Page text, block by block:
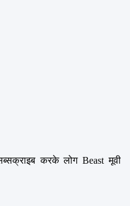
करके लोग Beast मूवी